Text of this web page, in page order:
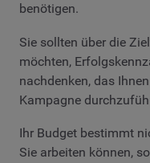
benötigen.
Sie sollten über die
möchten,
nachdenken, das
Kampagne
Ihr Budget bestimmt
Sie arbeiten können,